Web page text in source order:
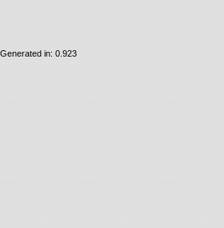
Generated in: 0.923